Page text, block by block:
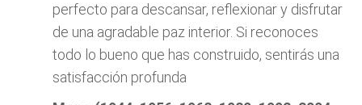
perfecto para descansar, reflexionar y disfrutar
de una agradable paz interior. Si reconoces
todo lo bueno que has construido, sentirás una
satisfacción profunda